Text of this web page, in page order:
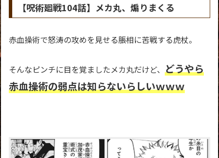
【呪術廻戦104話】メカ丸、煽りまくる
赤血操術で怒涛の攻めを見せる脹相に苦戦する虎杖。
そんなピンチに目を覚ましたメカ丸だけど、どうやら
赤血操術の弱点は知らないらしいｗｗｗ